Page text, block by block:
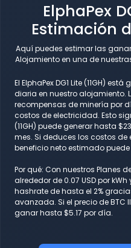
ElphaPex
Estimación
Aquí puedes estimar las
Alojamiento en una de
El ElphaPex DG1 Lite (11GH)
diaria en nuestro alojamiento.
recompensas de minería por
costos de electricidad. Esto
(11GH) puede generar hasta
mes. Si deduces los costos de
beneficio neto estimado
Por qué: Con nuestros Planes
alrededor de 0.07 USD por
hashrate de hasta el 2%
avanzada. Si el precio de BTC
ganar hasta $5.17 por día.